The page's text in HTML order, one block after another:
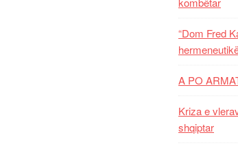
“Dom Fred
A PO
Kriza e
shqiptar